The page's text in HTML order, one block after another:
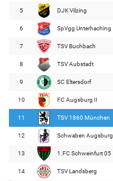
5 DJK Vilzing
6 SpVgg Unterhaching
7 TSV Buchbach
8 TSV Aubstadt
9 SC Eltersdorf
10 FC Augsburg II
11 TSV 1860 München
12 Schwaben Augsburg
13 1.FC Schweinfurt 05
14 TSV Landsberg